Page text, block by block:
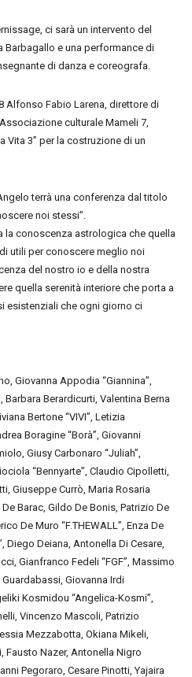
ci sarà un intervento del
Barbagallo e una performance di
di danza e coreografa.
Alfonso Fabio Larena, direttore di
culturale Mameli 7,
Vita 3” per la costruzione di un
terrà una conferenza dal titolo
noi stessi”.
la conoscenza astrologica che quella
utili per conoscere meglio noi
del nostro io e della nostra
quella serenità interiore che porta a
esistenziali che ogni giorno ci
Giovanna Appodia “Giannina”,
Berardicurti, Valentina Berna
Bertone “VIVI”, Letizia
Boragine “Borà”, Giovanni
Giusy Carbonaro “Juliah”,
“Bennyarte”, Claudio Cipolletti,
Giuseppe Currò, Maria Rosaria
Barac, Gildo De Bonis, Patrizio De
De Muro “F.THEWALL”, Enza De
Diego Deiana, Antonella Di Cesare,
Gianfranco Fedeli “FGF”, Massimo
Giovanna Irdi
Kosmidou “Angelica-Kosmi”,
Vincenzo Mascoli, Patrizio
Mezzabotta, Okiana Mikeli,
Fausto Nazer, Antonella Nigro
Pegoraro, Cesare Pinotti, Yajaira